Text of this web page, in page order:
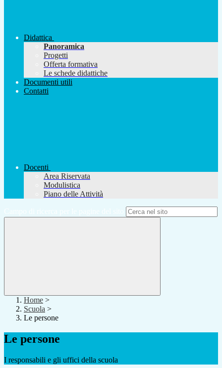
Didattica
Panoramica
Progetti
Offerta formativa
Le schede didattiche
Documenti utili
Contatti
Docenti
Area Riservata
Modulistica
Piano delle Attività
Home >
Scuola >
Le persone
Le persone
I responsabili e gli uffici della scuola